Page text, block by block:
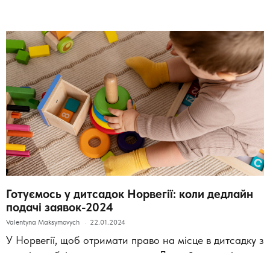
Готуємось у дитсадок Норвегії: коли дедлайн
подачі заявок-2024
Valentyna Maksymovych 22.01.2024
У Норвегії, щоб отримати право на місце в дитсадку з